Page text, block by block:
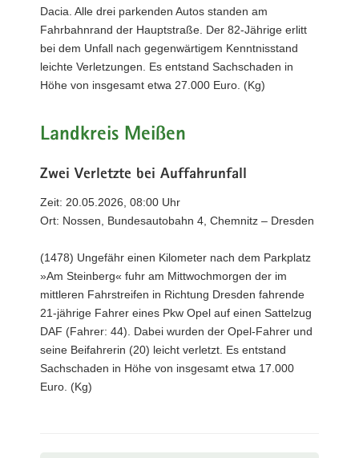
Dacia. Alle drei parkenden Autos standen am
Fahrbahnrand der Hauptstraße. Der 82-Jährige erlitt
bei dem Unfall nach gegenwärtigem Kenntnisstand
leichte Verletzungen. Es entstand Sachschaden in
Höhe von insgesamt etwa 27.000 Euro. (Kg)
Landkreis Meißen
Zwei Verletzte bei Auffahrunfall
Zeit: 20.05.2026, 08:00 Uhr
Ort: Nossen, Bundesautobahn 4, Chemnitz – Dresden
(1478) Ungefähr einen Kilometer nach dem Parkplatz
»Am Steinberg« fuhr am Mittwochmorgen der im
mittleren Fahrstreifen in Richtung Dresden fahrende
21-jährige Fahrer eines Pkw Opel auf einen Sattelzug
DAF (Fahrer: 44). Dabei wurden der Opel-Fahrer und
seine Beifahrerin (20) leicht verletzt. Es entstand
Sachschaden in Höhe von insgesamt etwa 17.000
Euro. (Kg)